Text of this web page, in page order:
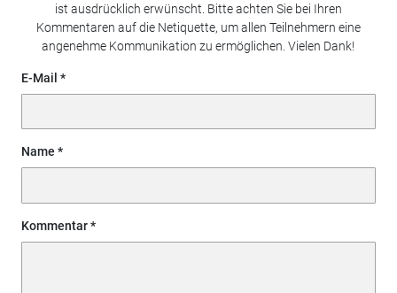
ist ausdrücklich erwünscht. Bitte achten Sie bei Ihren
Kommentaren auf die Netiquette, um allen Teilnehmern eine
angenehme Kommunikation zu ermöglichen. Vielen Dank!
E-Mail
Name
Kommentar